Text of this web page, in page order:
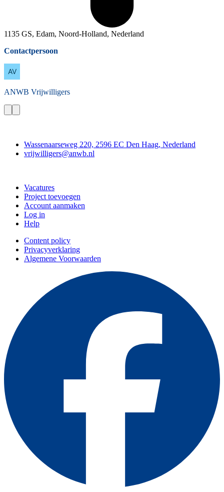
1135 GS, Edam, Noord-Holland, Nederland
Contactpersoon
ANWB Vrijwilligers
Wassenaarseweg 220, 2596 EC Den Haag, Nederland
vrijwilligers@anwb.nl
Vacatures
Project toevoegen
Account aanmaken
Log in
Help
Content policy
Privacyverklaring
Algemene Voorwaarden